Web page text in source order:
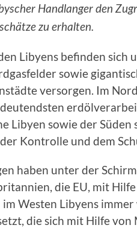
Handlanger den
zu erhalten.
Libyens befinden sich
sowie
versorgen. Im
Libyen sowie der
Kontrolle und dem
haben unter der
die EU, mit
im Westen Libyens
die sich mit Hilfe